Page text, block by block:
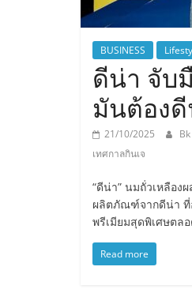
BUSINESS
ดีน่า จับ
มันต้อง
21/10/2025
เทศกาลกินเจ
“ดีน่า” นมถั่วเหลือ
ผลิตภัณฑ์จากดีน่า ที่
พรีเมียมสุดพิเศษตล
Read more